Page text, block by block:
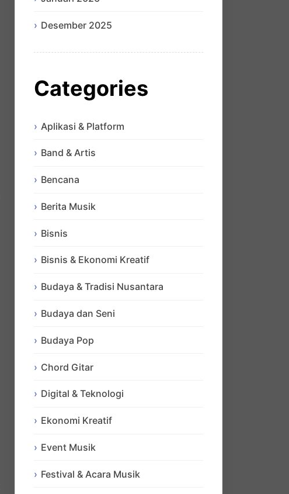
Desember 2025
Categories
Aplikasi & Platform
Band & Artis
Bencana
Berita Musik
Bisnis
Bisnis & Ekonomi Kreatif
Budaya & Tradisi Nusantara
Budaya dan Seni
Budaya Pop
Chord Gitar
Digital & Teknologi
Ekonomi Kreatif
Event Musik
Festival & Acara Musik